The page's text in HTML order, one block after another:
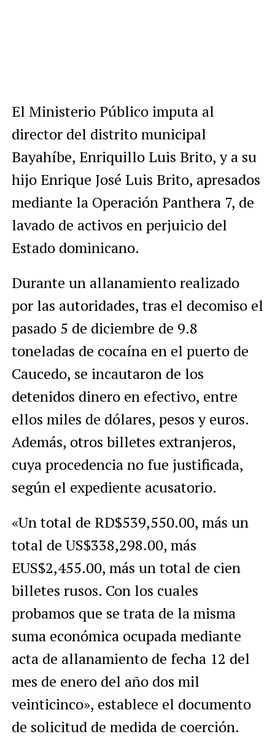
El Ministerio Público imputa al
director del distrito municipal
Bayahíbe, Enriquillo Luis Brito, y a su
hijo Enrique José Luis Brito, apresados
mediante la Operación Panthera 7, de
lavado de activos en perjuicio del
Estado dominicano.
Durante un allanamiento realizado
por las autoridades, tras el decomiso el
pasado 5 de diciembre de 9.8
toneladas de cocaína en el puerto de
Caucedo, se incautaron de los
detenidos dinero en efectivo, entre
ellos miles de dólares, pesos y euros.
Además, otros billetes extranjeros,
cuya procedencia no fue justificada,
según el expediente acusatorio.
«Un total de RD$539,550.00, más un
total de US$338,298.00, más
EUS$2,455.00, más un total de cien
billetes rusos. Con los cuales
probamos que se trata de la misma
suma económica ocupada mediante
acta de allanamiento de fecha 12 del
mes de enero del año dos mil
veinticinco», establece el documento
de solicitud de medida de coerción.